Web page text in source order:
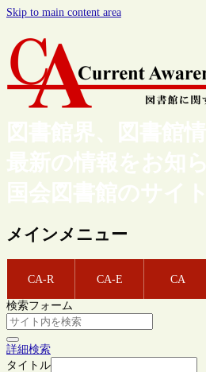
Skip to main content area
図書館界、図書館
最新の情報をお知
国会図書館のサイ
メインメニュー
CA-R CA-E CA
検索フォーム
詳細検索
タイトル